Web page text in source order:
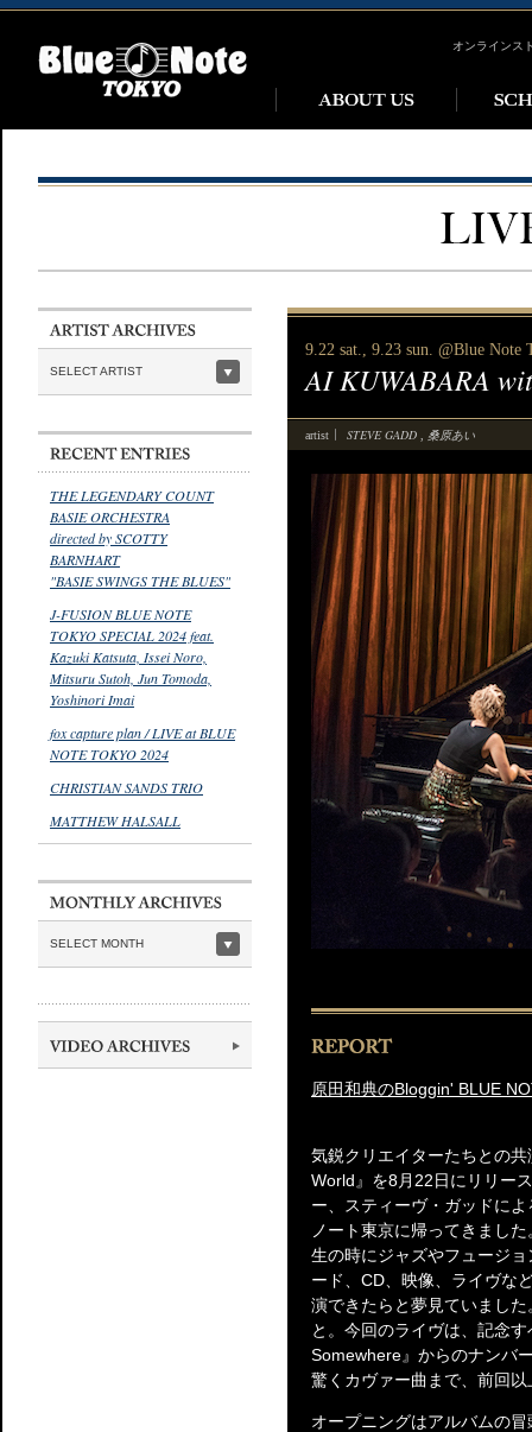
オンラインス
SELECT ARTIST
THE LEGENDARY COUNT
BASIE ORCHESTRA
directed by SCOTTY
BARNHART
"BASIE SWINGS THE BLUES"
J-FUSION BLUE NOTE
TOKYO SPECIAL 2024 feat.
Kazuki Katsuta, Issei Noro,
Mitsuru Sutoh, Jun Tomoda,
Yoshinori Imai
fox capture plan / LIVE at BLUE
NOTE TOKYO 2024
CHRISTIAN SANDS TRIO
MATTHEW HALSALL
SELECT MONTH
9.22 sat., 9.23 sun. @Blue Note
AI KUWABARA
artist STEVE GADD 桑原あい
原田和典のBloggin' BLUE
気鋭クリエイターたちとの
World』を8月22日にリリー
ー、スティーヴ・ガッドに
ノート東京に帰ってきまし
生の時にジャズやフュージ
ード、CD、映像、ライヴな
演できたらと夢見ていまし
と。今回のライヴは、記念
Somewhere』からのナンバ
驚くカヴァー曲まで、前回
オープニングはアルバムの